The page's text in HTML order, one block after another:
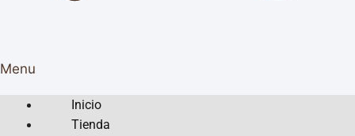
Menu
Inicio
Tienda